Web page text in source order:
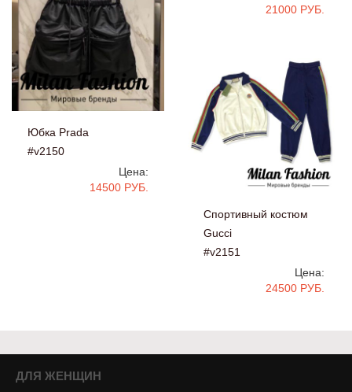
21000 РУБ.
Юбка Prada
#v2150
Цена:
14500 РУБ.
Спортивный костюм
Gucci
#v2151
Цена:
24500 РУБ.
ДЛЯ ЖЕНЩИН